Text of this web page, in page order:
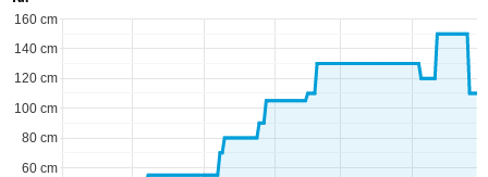
60 cm
80 cm
100 cm
120 cm
140 cm
160 cm